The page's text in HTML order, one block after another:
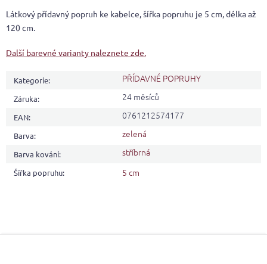
Látkový přídavný popruh ke kabelce, šířka popruhu je 5 cm, délka až
120 cm.
Další barevné varianty naleznete zde.
Kategorie: PŘÍDAVNÉ POPRUHY
Záruka: 24 měsíců
EAN: 0761212574177
Barva: zelená
Barva kování: stříbrná
Šířka popruhu: 5 cm